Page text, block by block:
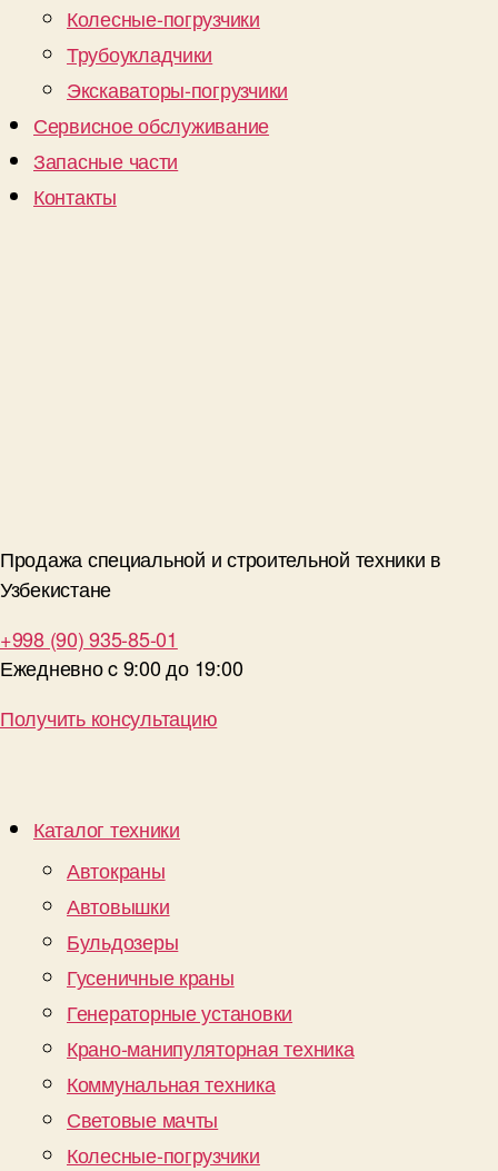
Колесные-погрузчики
Трубоукладчики
Экскаваторы-погрузчики
Сервисное обслуживание
Запасные части
Контакты
Продажа специальной и строительной техники в
Узбекистане
+998 (90) 935-85-01
Ежедневно c 9:00 до 19:00
Получить консультацию
Каталог техники
Автокраны
Автовышки
Бульдозеры
Гусеничные краны
Генераторные установки
Крано-манипуляторная техника
Коммунальная техника
Световые мачты
Колесные-погрузчики